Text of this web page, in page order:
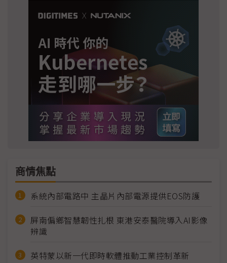
商情焦點
系統內部電路中 主晶片內部電源提供EOS防護
屏南偏鄉智慧韌性扎根 東港安泰醫院導入AI影像
辨識
英特蒙以新一代即時軟體推動工業控制革新